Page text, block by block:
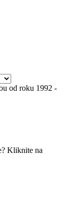
od roku 1992 -
Kliknite na